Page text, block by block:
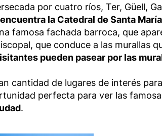
por cuatro ríos, Ter, Güell,
la Catedral de Santa
famosa fachada barroca, que
que conduce a las murallas
pueden pasear por las
cantidad de lugares de interés
perfecta para ver las
.